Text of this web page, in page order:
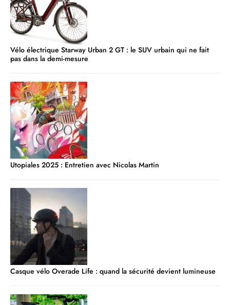
Vélo électrique Starway Urban 2 GT : le SUV urbain qui ne fait
pas dans la demi-mesure
Utopiales 2025 : Entretien avec Nicolas Martin
Casque vélo Overade Life : quand la sécurité devient lumineuse